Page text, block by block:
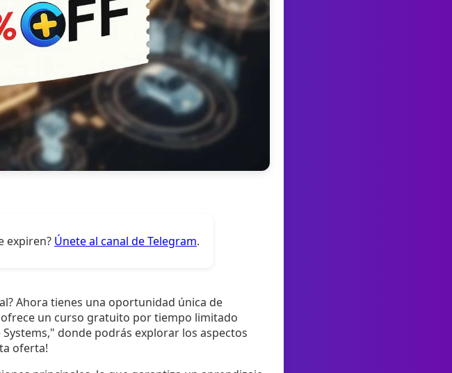
expiren? Únete al canal de Telegram.
Ahora tienes una oportunidad única de
un curso gratuito por tiempo limitado
donde podrás explorar los aspectos
oferta!